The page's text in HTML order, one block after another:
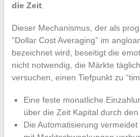
die Zeit.
Dieser Mechanismus, der als
“Dollar Cost Averaging” im
bezeichnet wird, beseitigt die
nicht notwendig, die Märkte
versuchen, einen Tiefpunkt zu
Eine feste monatliche
über die Zeit Kapital durch
Die Automatisierung